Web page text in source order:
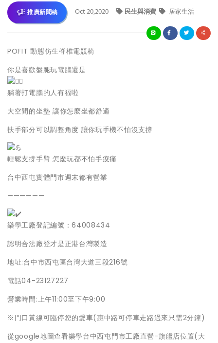
推廣新聞稿 Oct 20,2020 民生與消費 居家生活
POFIT 動態仿生脊椎電競椅
你是喜歡盤腿玩電腦還是
躺著打電腦的人有福啦
大空間的坐墊 讓你怎麼坐都舒適
扶手部分可以調整角度 讓你玩手機不怕沒支撐
輕鬆支撐手臂 怎麼玩都不怕手痠痛
台中西屯實體門市週末都有營業
——————
樂學工廠登記編號：64008434
認明合法廠登才是正港台灣製造
地址:台中市西屯區台灣大道三段216號
電話04-23127227
營業時間:上午11:00至下午9:00
※門口黃線可臨停您的愛車(惠中路可停車走路過來只需2分鐘)
從google地圖查看樂學台中西屯門市工廠直營-旗艦店位置(大